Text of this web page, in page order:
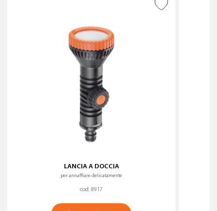
LANCIA A DOCCIA
per annaffiare delicatamente
cod. 8917